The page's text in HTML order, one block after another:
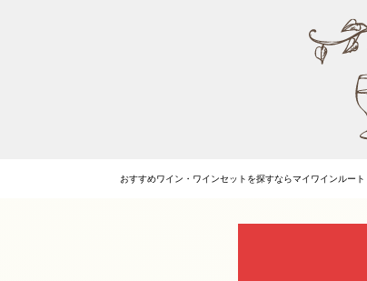
おすすめワイン・ワインセットを探すならマイワインルート